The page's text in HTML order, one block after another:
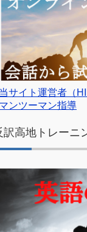
当サイト運営者（
マンツーマン指導
訳高地トレーニ